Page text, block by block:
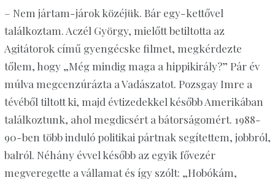
– Nem jártam-járok közéjük. Bár egy-kettővel
találkoztam. Aczél György, mielőtt betiltotta az
Agitátorok című gyengécske filmet, megkérdezte
tőlem, hogy „Még mindig maga a hippikirály?” Pár év
múlva megcenzúrázta a Vadászatot. Pozsgay Imre a
tévéből tiltott ki, majd évtizedekkel később Amerikában
találkoztunk, ahol megdicsért a bátorságomért. 1988-
90-ben több induló politikai pártnak segítettem, jobbról,
balról. Néhány évvel később az egyik fővezér
megveregette a vállamat és így szólt: „Hobókám,